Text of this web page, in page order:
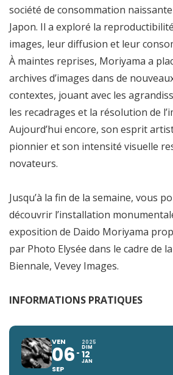
société de consommation
Japon. Il a exploré la
images, leur diffusion et leur
À maintes reprises, Moriyama a
archives d’images dans de
contextes, jouant avec les
les recadrages et la résolution de
Aujourd’hui encore, son esprit
pionnier et son intensité visuelle
novateurs.
Jusqu’à la fin de la semaine, vous
découvrir l’installation
exposition de Daido Moriyama
par Photo Elysée dans le cadre de la
Biennale, Vevey Images.
INFORMATIONS PRATIQUES
VEN
06
SEP
2025
DIM
12
JAN